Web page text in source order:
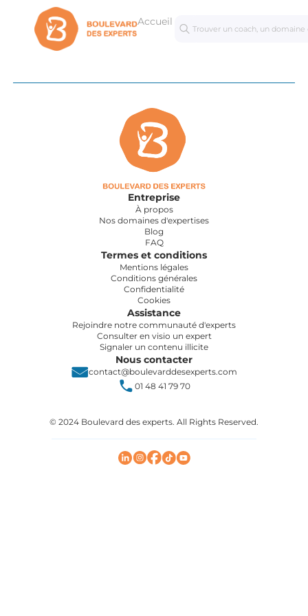
Accueil
Séances
personnalisées
Entreprise
À propos
Nos domaines d'expertises
Blog
FAQ
Termes et conditions
Mentions légales
Conditions générales
Confidentialité
Cookies
Assistance
Rejoindre notre communauté d'experts
Consulter en visio un expert
Signaler un contenu illicite
Nous contacter
contact@boulevarddesexperts.com
01 48 41 79 70
© 2024 Boulevard des experts. All Rights Reserved.